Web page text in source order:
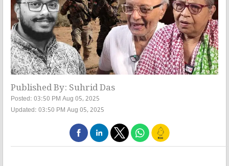
Published By: Suhrid Das
Posted: 03:50 PM Aug 05, 2025
Updated: 03:50 PM Aug 05, 2025